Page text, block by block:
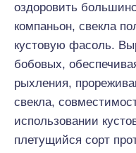
оздоровить
компаньон, свекла
кустовую фасоль.
бобовых,
рыхления,
свекла,
использовании
плетущийся сорт